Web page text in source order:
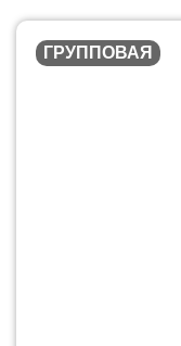
ГРУППОВАЯ